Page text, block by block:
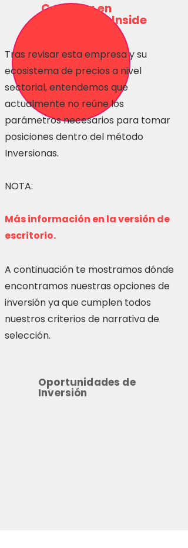
Consulta en
Inversionas Inside
Tras revisar esta empresa y su
ecosistema de precios a nivel
sectorial, entendemos que
actualmente no reúne los
parámetros necesarios para tomar
posiciones dentro del método
Inversionas.
NOTA:
Más información en la versión de
escritorio.
A continuación te mostramos dónde
encontramos nuestras opciones de
inversión ya que cumplen todos
nuestros criterios de narrativa de
selección.
Oportunidades de
Inversión